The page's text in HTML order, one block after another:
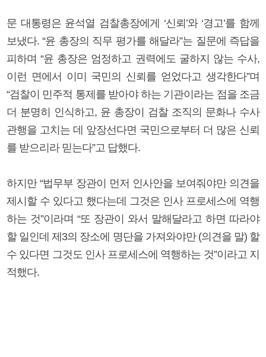
문 대통령은 윤석열 검찰총장에게 ‘신뢰’와 ‘경고’를 함께
보냈다. “윤 총장의 직무 평가를 해달라”는 질문에 즉답을
피하며 “윤 총장은 엄정하고 권력에도 굴하지 않는 수사,
이런 면에서 이미 국민의 신뢰를 얻었다고 생각한다”며
“검찰이 민주적 통제를 받아야 하는 기관이라는 점을 조금
더 분명히 인식하고, 윤 총장이 검찰 조직의 문화나 수사
관행을 고치는 데 앞장선다면 국민으로부터 더 많은 신뢰
를 받으리라 믿는다”고 답했다.
하지만 “법무부 장관이 먼저 인사안을 보여줘야만 의견을
제시할 수 있다고 했다는데 그것은 인사 프로세스에 역행
하는 것”이라며 “또 장관이 와서 말해달라고 하면 따라야
할 일인데 제3의 장소에 명단을 가져와야만 (의견을 말) 할
수 있다면 그것도 인사 프로세스에 역행하는 것”이라고 지
적했다.